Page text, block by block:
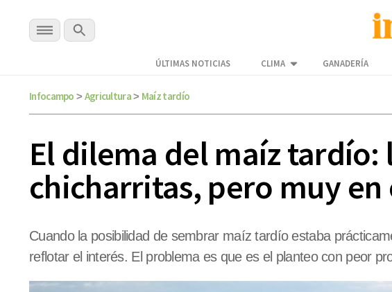
ÚLTIMAS NOTICIAS CLIMA GANADERÍA
Infocampo > Agricultura> Maíz tardío
El dilema del maíz tardío:
chicharritas, pero muy
Cuando la posibilidad de sembrar maíz tardío estaba
reflotar el interés. El problema es que es el planteo con peor